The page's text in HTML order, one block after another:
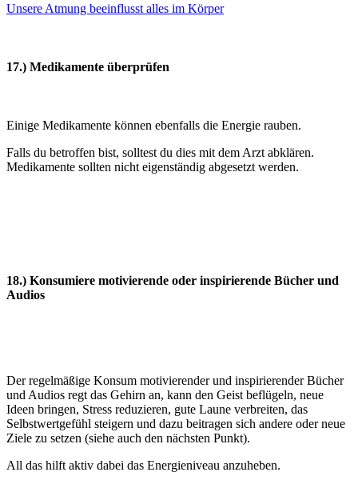
Unsere Atmung beeinflusst alles im Körper
17.) Medikamente überprüfen
Einige Medikamente können ebenfalls die Energie rauben.
Falls du betroffen bist, solltest du dies mit dem Arzt abklären.
Medikamente sollten nicht eigenständig abgesetzt werden.
18.) Konsumiere motivierende oder inspirierende Bücher und
Audios
Der regelmäßige Konsum motivierender und inspirierender Bücher
und Audios regt das Gehirn an, kann den Geist beflügeln, neue
Ideen bringen, Stress reduzieren, gute Laune verbreiten, das
Selbstwertgefühl steigern und dazu beitragen sich andere oder neue
Ziele zu setzen (siehe auch den nächsten Punkt).
All das hilft aktiv dabei das Energieniveau anzuheben.